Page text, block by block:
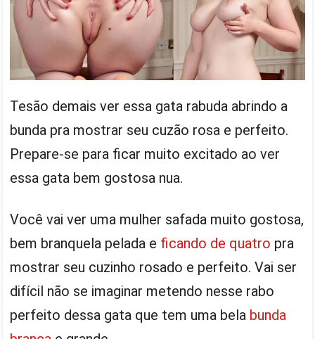
Tesão demais ver essa gata rabuda abrindo a
bunda pra mostrar seu cuzão rosa e perfeito.
Prepare-se para ficar muito excitado ao ver
essa gata bem gostosa nua.
Você vai ver uma mulher safada muito gostosa,
bem branquela pelada e ficando de quatro pra
mostrar seu cuzinho rosado e perfeito. Vai ser
difícil não se imaginar metendo nesse rabo
perfeito dessa gata que tem uma bela bunda